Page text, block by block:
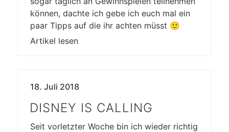
können, dachte ich gebe ich euch mal ein
paar Tipps auf die ihr achten müsst 🙂
Artikel lesen
18. Juli 2018
DISNEY IS CALLING
Seit vorletzter Woche bin ich wieder richtig